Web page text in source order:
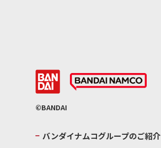
©BANDAI
バンダイナムコグループのご紹介